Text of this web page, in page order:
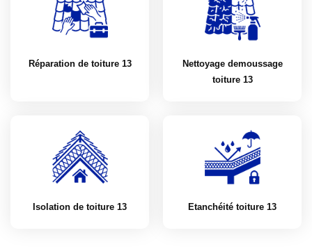
Réparation de toiture 13
Nettoyage demoussage
toiture 13
Isolation de toiture 13 Etanchéité toiture 13